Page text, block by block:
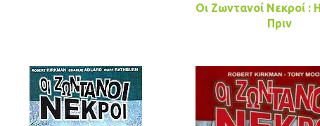
Οι Ζωντανοί Νεκροί :
Πριν